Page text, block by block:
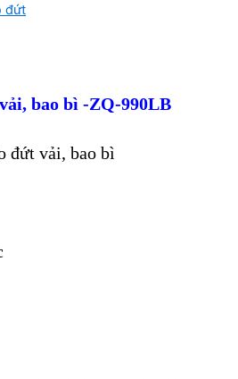
đứt
bao bì -ZQ-990LB
đứt vải, bao bì